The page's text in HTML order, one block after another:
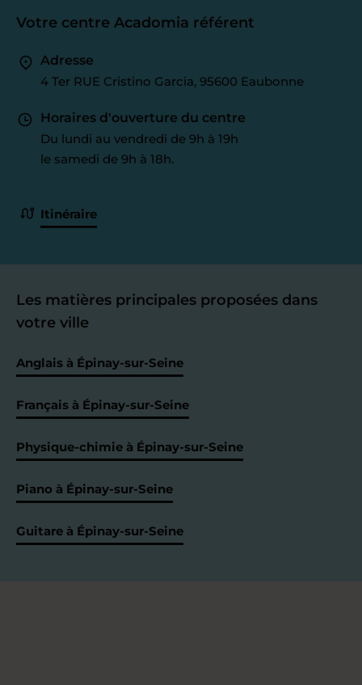
Votre centre Acadomia référent
Adresse
4 Ter RUE Cristino Garcia, 95600 Eaubonne
Horaires d'ouverture du centre
Du lundi au vendredi de 9h à 19h
le samedi de 9h à 18h.
Itinéraire
Les matières principales proposées dans
votre ville
Anglais à Épinay-sur-Seine
Français à Épinay-sur-Seine
Physique-chimie à Épinay-sur-Seine
Piano à Épinay-sur-Seine
Guitare à Épinay-sur-Seine